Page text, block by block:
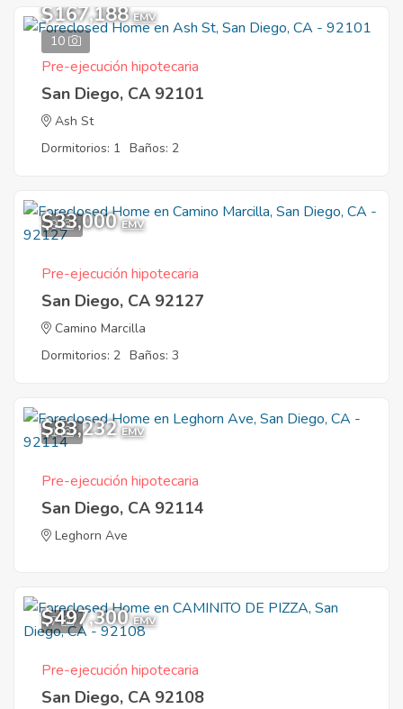
10
$167,188 EMV
Pre-ejecución hipotecaria
San Diego, CA 92101
Ash St
Dormitorios: 1 Baños: 2
9
$33,000 EMV
Pre-ejecución hipotecaria
San Diego, CA 92127
Camino Marcilla
Dormitorios: 2 Baños: 3
1
$83,232 EMV
Pre-ejecución hipotecaria
San Diego, CA 92114
Leghorn Ave
7
$497,300 EMV
Pre-ejecución hipotecaria
San Diego, CA 92108